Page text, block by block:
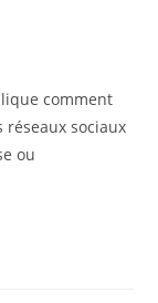
comment
sociaux
ou